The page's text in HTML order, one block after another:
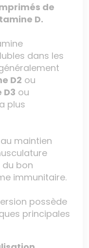
de
D.
dans les
D2 ou
ou
plus
maintien
du bon
immunitaire.
possède
principales